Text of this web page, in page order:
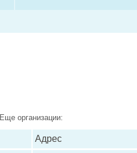
Еще организации:
Адрес